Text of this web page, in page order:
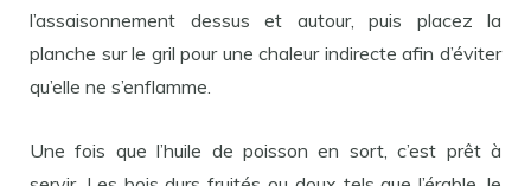
l’assaisonnement dessus et autour, puis placez la
planche sur le gril pour une chaleur indirecte afin d’éviter
qu’elle ne s’enflamme.
Une fois que l’huile de poisson en sort, c’est prêt à